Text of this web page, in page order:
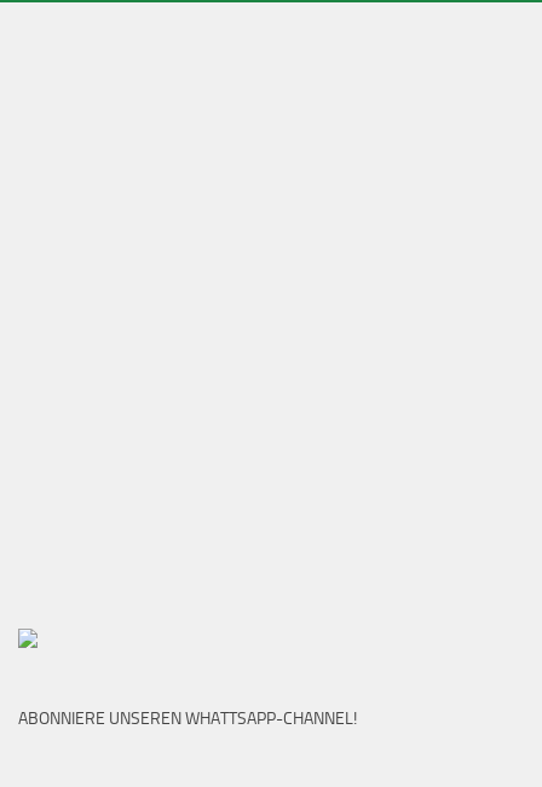
ABONNIERE UNSEREN WHATTSAPP-CHANNEL!